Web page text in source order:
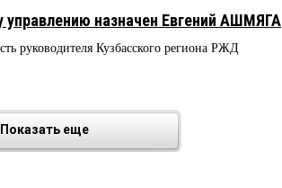
назначен Евгений АШМЯГА
Кузбасского региона РЖД
Показать еще